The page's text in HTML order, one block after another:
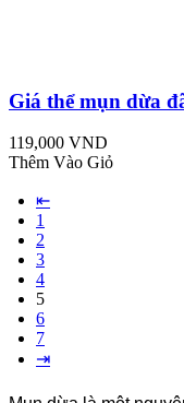
Giá thể mụn dừa
119,000 VND
Thêm Vào Giỏ
⇤
1
2
3
4
5
6
7
⇥